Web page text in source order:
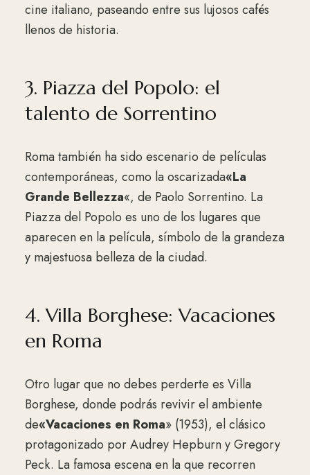
cine italiano, paseando entre sus lujosos cafés
llenos de historia.
3. Piazza del Popolo: el
talento de Sorrentino
Roma también ha sido escenario de películas
contemporáneas, como la oscarizada«La
Grande Bellezza«, de Paolo Sorrentino. La
Piazza del Popolo es uno de los lugares que
aparecen en la película, símbolo de la grandeza
y majestuosa belleza de la ciudad.
4. Villa Borghese: Vacaciones
en Roma
Otro lugar que no debes perderte es Villa
Borghese, donde podrás revivir el ambiente
de«Vacaciones en Roma» (1953), el clásico
protagonizado por Audrey Hepburn y Gregory
Peck. La famosa escena en la que recorren